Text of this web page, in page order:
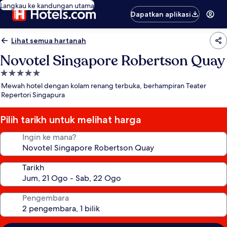
Langkau ke kandungan utama
Dapatkan aplikasi
Lihat semua hartanah
Novotel Singapore Robertson Quay
Hartanah
5.0
bintang
Mewah hotel dengan kolam renang terbuka, berhampiran Teater
Repertori Singapura
Pilih tarikh untuk melihat harga
Ingin ke mana?
Tarikh
Pengembara